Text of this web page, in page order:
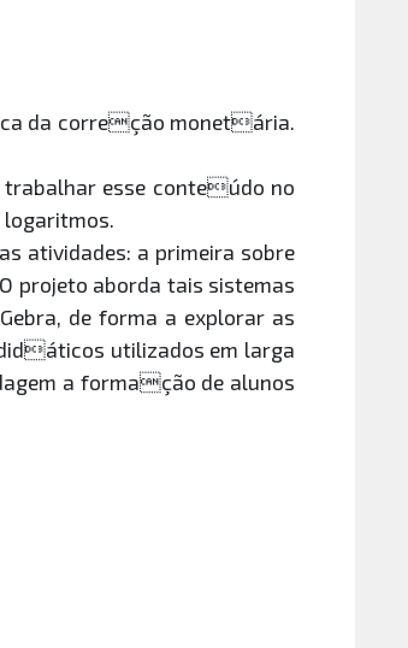
da correção monetária.
esse conteúdo no
atividades: a primeira sobre
projeto aborda tais sistemas
de forma a explorar as
utilizados em larga
a formação de alunos